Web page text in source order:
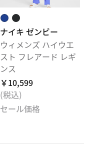
ナイキ ゼンビー
ウィメンズ ハイウエ
スト フレアード レギ
ンス
￥10,599
(税込)
セール価格